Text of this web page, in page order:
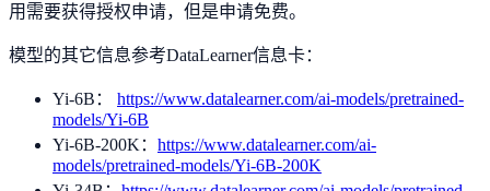
用需要获得授权申请，但是申请免费。
模型的其它信息参考DataLearner信息卡：
Yi-6B： https://www.datalearner.com/ai-models/pretrained-
models/Yi-6B
Yi-6B-200K： https://www.datalearner.com/ai-
models/pretrained-models/Yi-6B-200K